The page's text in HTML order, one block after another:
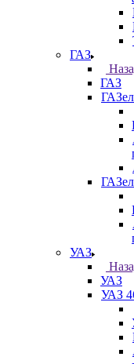
ГАЗ
ГАЗ
УАЗ
УАЗ
УАЗ